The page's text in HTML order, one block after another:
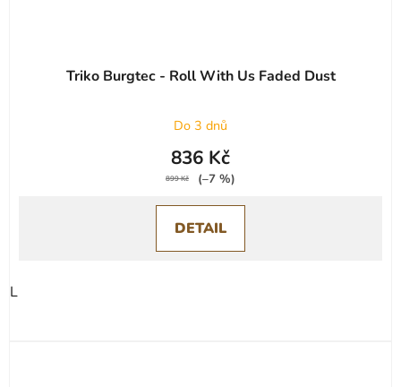
Triko Burgtec - Roll With Us Faded Dust
Do 3 dnů
836 Kč
899 Kč (–7 %)
DETAIL
L